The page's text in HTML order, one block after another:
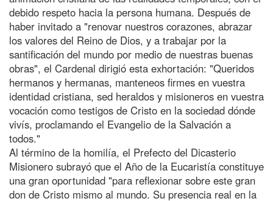
debido respeto hacia la persona humana. Después de
haber invitado a "renovar nuestros corazones, abrazar
los valores del Reino de Dios, y a trabajar por la
santificación del mundo por medio de nuestras buenas
obras", el Cardenal dirigió esta exhortación: "Queridos
hermanos y hermanas, manteneos firmes en vuestra
identidad cristiana, sed heraldos y misioneros en vuestra
vocación como testigos de Cristo en la sociedad dónde
vivís, proclamando el Evangelio de la Salvación a
todos."
Al término de la homilía, el Prefecto del Dicasterio
Misionero subrayó que el Año de la Eucaristía constituye
una gran oportunidad "para reflexionar sobre este gran
don de Cristo mismo al mundo. Su presencia real en la